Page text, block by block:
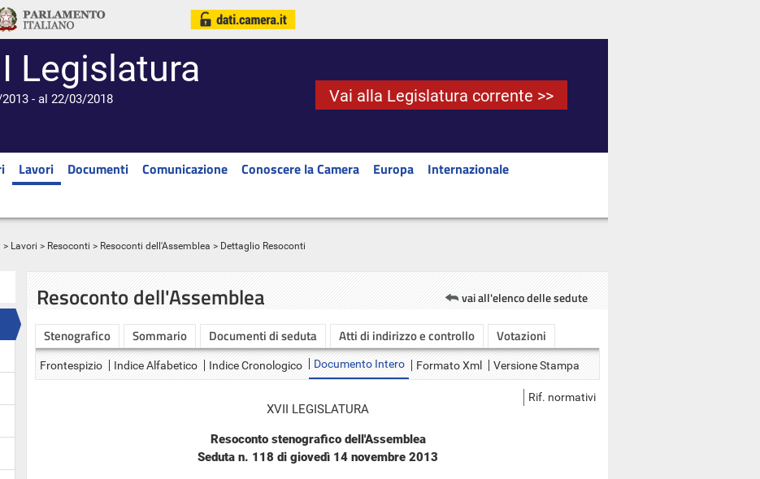
Legislatura
- al 22/03/2018 Vai alla Legislatura corrente >>
Lavori Documenti Comunicazione Conoscere la Camera Europa
Internazionale
> Lavori > Resoconti > Resoconti dell'Assemblea > Dettaglio Resoconti
Resoconto dell'Assemblea vai all'elenco delle sedute
Stenografico Sommario Documenti di seduta Atti di indirizzo e controllo Votazioni
Frontespizio Indice Alfabetico Indice Cronologico Documento Intero Formato Xml Versione Stampa
Rif. normativi
XVII LEGISLATURA
Resoconto stenografico dell'Assemblea
Seduta n. 118 di giovedì 14 novembre 2013